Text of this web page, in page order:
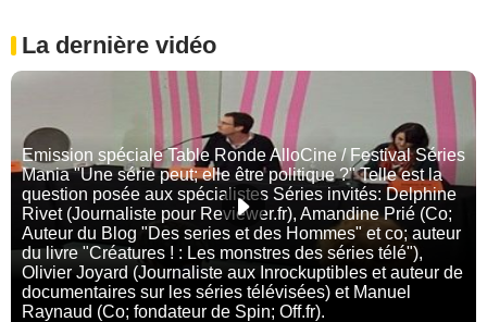
La dernière vidéo
Emission spéciale Table Ronde AlloCine / Festival Séries
Mania "Une série peut; elle être politique ?" Telle est la
question posée aux spécialistes Séries invités: Delphine
Rivet (Journaliste pour Reviewer.fr), Amandine Prié (Co;
Auteur du Blog "Des series et des Hommes" et co; auteur
du livre "Créatures ! : Les monstres des séries télé"),
Olivier Joyard (Journaliste aux Inrockuptibles et auteur de
documentaires sur les séries télévisées) et Manuel
Raynaud (Co; fondateur de Spin; Off.fr).